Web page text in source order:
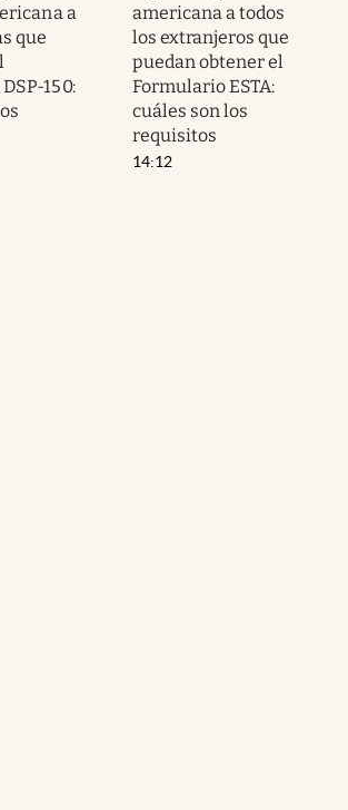
a
que
150:
americana a todos
los extranjeros que
puedan obtener el
Formulario ESTA:
cuáles son los
requisitos
14:12